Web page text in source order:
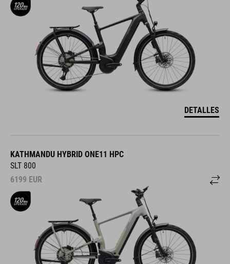
DETALLES
KATHMANDU HYBRID ONE11 HPC
SLT 800
6199 EUR